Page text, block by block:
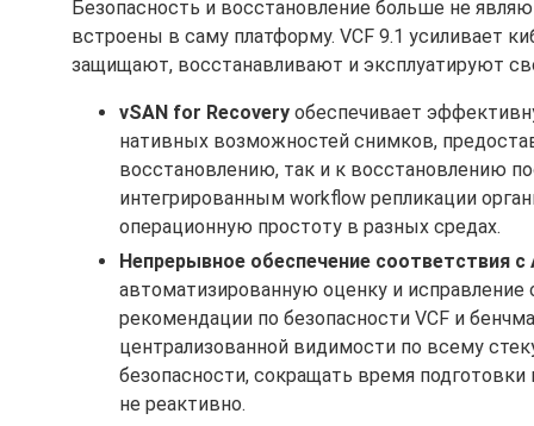
Безопасность и восстановление больше не
встроены в саму платформу. VCF 9.1 усиливает
защищают, восстанавливают и эксплуатируют
vSAN for Recovery обеспечивает
нативных возможностей снимков,
восстановлению, так и к восстановлению
интегрированным workflow репликации
операционную простоту в разных средах.
Непрерывное обеспечение соответствия с
автоматизированную оценку и исправление
рекомендации по безопасности VCF и
централизованной видимости по всему
безопасности, сокращать время
не реактивно.